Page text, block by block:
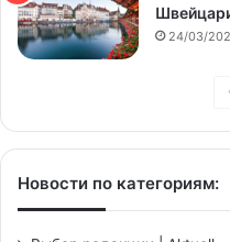
24/03/
Новости по категориям: